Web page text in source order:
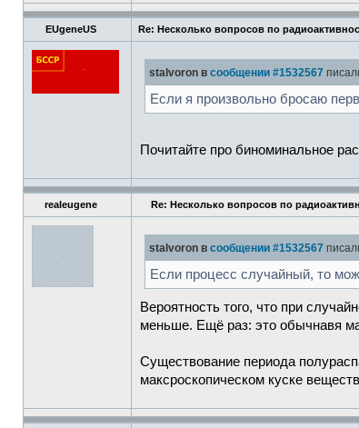
EUgeneUS Re: Несколько вопросов по
stalvoron в сообщении #1532567
Если я произвольно бросаю
Почитайте про биноминальное
realeugene Re: Несколько вопросов по
stalvoron в сообщении #1532567
Если процесс случайный, то
Вероятность того, что при
меньше. Ещё раз: это обычнавя
Существование периода
максроскопическом куске